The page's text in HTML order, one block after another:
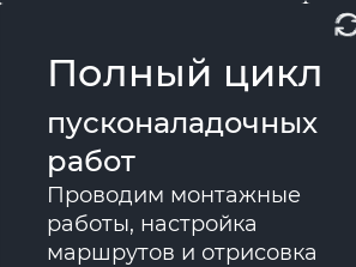
Полный цикл
пусконаладочных
работ
Проводим монтажные
работы, настройка
маршрутов и отрисовка